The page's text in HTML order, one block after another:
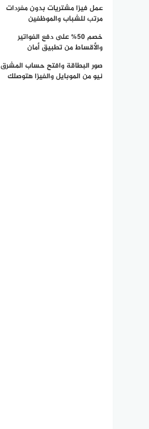
عمل فيزا مشتريات بدون مفردات
مرتب للشباب والموظفين
خصم 50% على دفع الفواتير
والأقساط من تطبيق أمان
صور البطاقة وافتح حساب المشرق
نيو من الموبايل والفيزا هتوصلك